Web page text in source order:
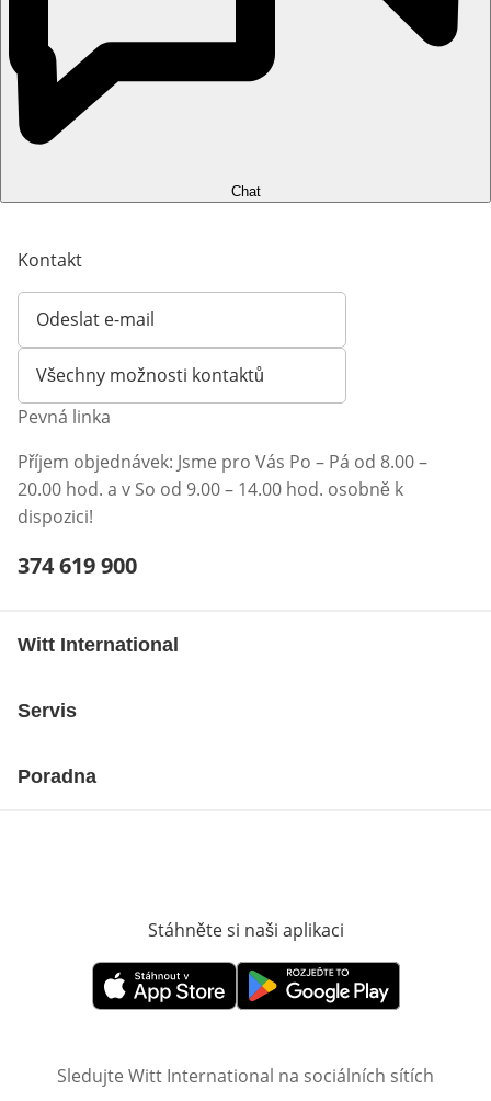
Chat
Kontakt
Odeslat e-mail
Otevírá e-mailového klienta
Všechny možnosti kontaktů
Pevná linka
Příjem objednávek: Jsme pro Vás Po – Pá od 8.00 –
20.00 hod. a v So od 9.00 – 14.00 hod. osobně k
dispozici!
Telefonní číslo:
374 619 900
Witt International
Servis
Poradna
Stáhněte si naši aplikaci
Otevře v novém okněOtevře v novém okně
Sledujte Witt International na sociálních sítích